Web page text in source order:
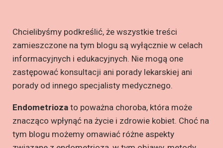
Chcielibyśmy podkreślić, że wszystkie treści
zamieszczone na tym blogu są wyłącznie w celach
informacyjnych i edukacyjnych. Nie mogą one
zastępować konsultacji ani porady lekarskiej ani
porady od innego specjalisty medycznego.
Endometrioza to poważna choroba, która może
znacząco wpłynąć na życie i zdrowie kobiet. Choć na
tym blogu możemy omawiać różne aspekty